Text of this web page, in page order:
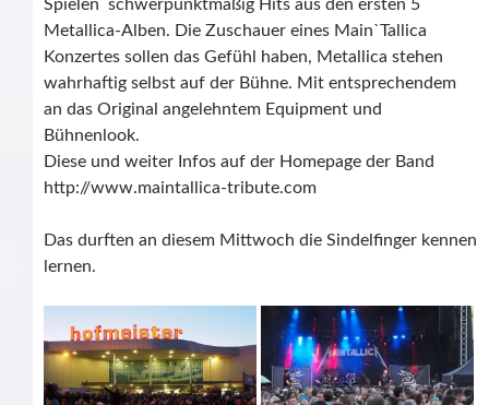
Spielen schwerpunktmäßig Hits aus den ersten 5
Metallica-Alben. Die Zuschauer eines Main`Tallica
Konzertes sollen das Gefühl haben, Metallica stehen
wahrhaftig selbst auf der Bühne. Mit entsprechendem
an das Original angelehntem Equipment und
Bühnenlook.
Diese und weiter Infos auf der Homepage der Band
http://www.maintallica-tribute.com
Das durften an diesem Mittwoch die Sindelfinger kennen
lernen.